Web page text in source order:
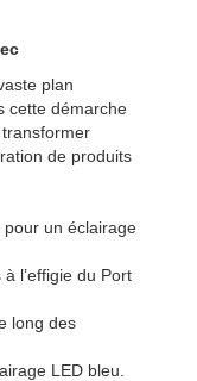
plan
cette démarche
de produits
un éclairage
l’effigie du Port
long des
LED bleu.